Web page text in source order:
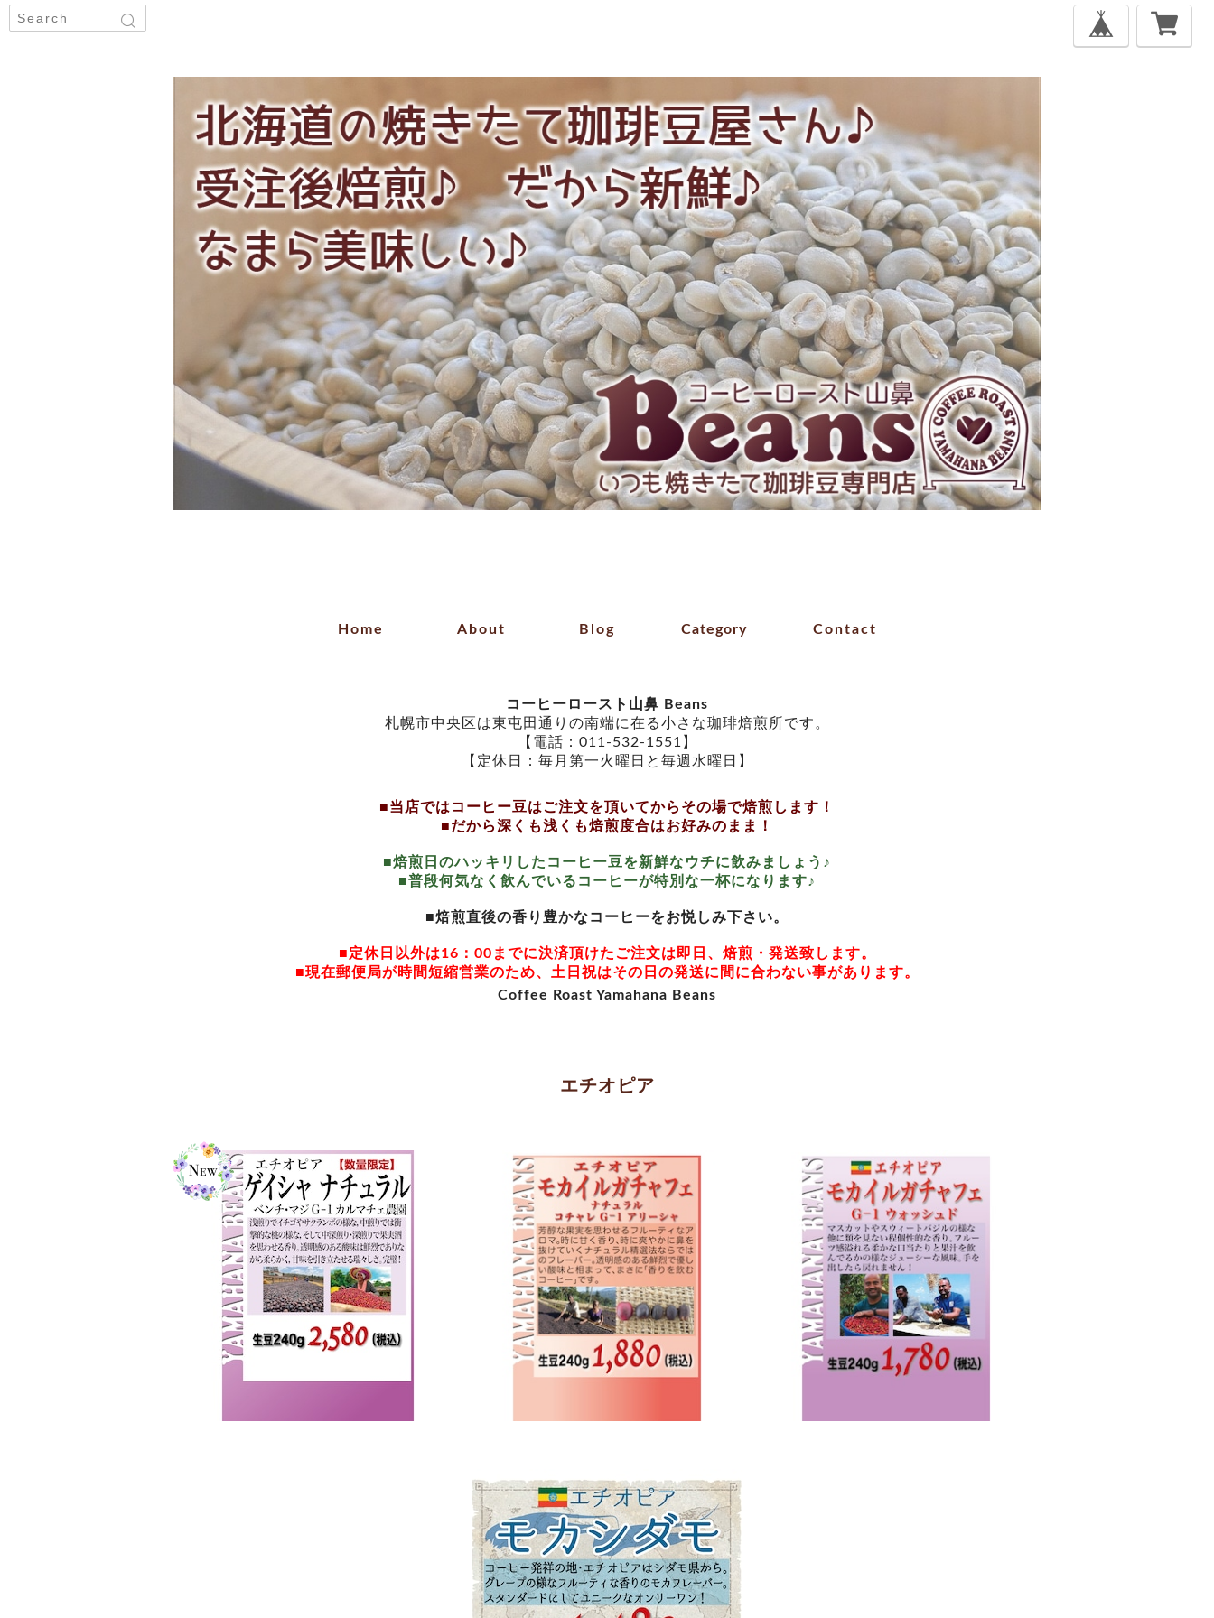
Home About Blog Category Contact
コーヒーロースト山鼻 Beans
札幌市中央区は東屯田通りの南端に在る小さな珈琲焙煎所です。
【電話：011-532-1551】
【定休日：毎月第一火曜日と毎週水曜日】
■当店ではコーヒー豆はご注文を頂いてからその場で焙煎します！
■だから深くも浅くも焙煎度合はお好みのまま！
■焙煎日のハッキリしたコーヒー豆を新鮮なウチに飲みましょう♪
■普段何気なく飲んでいるコーヒーが特別な一杯になります♪
■焙煎直後の香り豊かなコーヒーをお悦しみ下さい。
■定休日以外は16：00までに決済頂けたご注文は即日、焙煎・発送致します。
■現在郵便局が時間短縮営業のため、土日祝はその日の発送に間に合わない事があります。
Coffee Roast Yamahana Beans
エチオピア